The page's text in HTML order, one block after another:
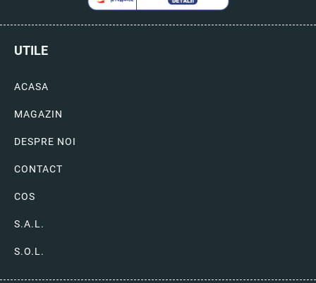
UTILE
ACASA
MAGAZIN
DESPRE NOI
CONTACT
COS
S.A.L.
S.O.L.